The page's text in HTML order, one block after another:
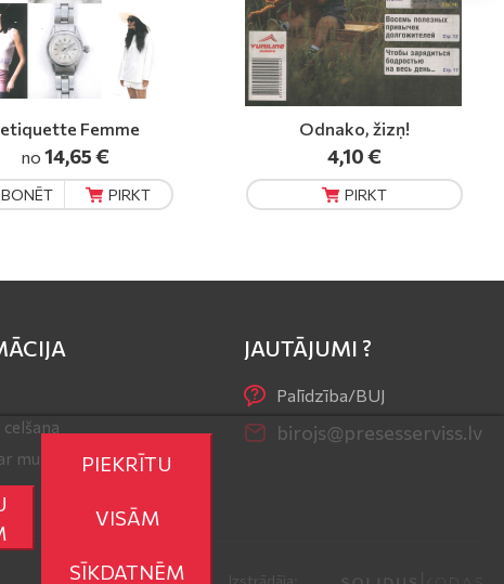
Odnako, žizņ!
4,10 €
PIRKT
Ievas Stāsti
2,45 €
PIRKT
mums
PIEKRĪTU
VISĀM
SĪKDATNĒM
JAUTĀJUMI ?
Palīdzība/BUJ
birojs@presesserviss.lv
Izstrādāja: